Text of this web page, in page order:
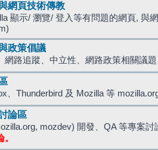
網頁技術傳教
顯示/ 瀏覽/ 登入等有問題的網頁, 與
政策倡議
網路追蹤、中立性、網路政策相關議題
、Thunderbird 及 Mozilla 等
論區
mozdev) 開發、QA 等專案討